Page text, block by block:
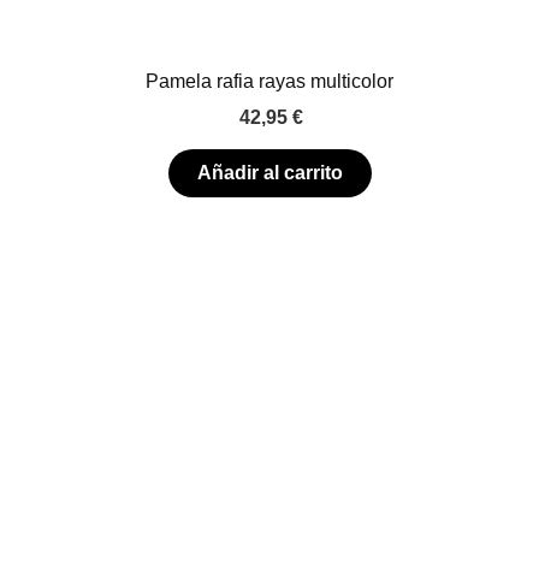
Pamela rafia rayas multicolor
42,95 €
Añadir al carrito